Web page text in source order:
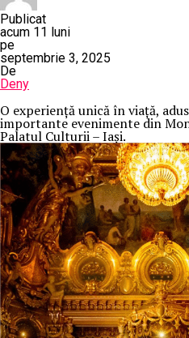
Publicat
acum 11 luni
pe
septembrie 3, 2025
De
Deny
O experiență unică în viață,
importante evenimente din
Palatul Culturii – Iași.